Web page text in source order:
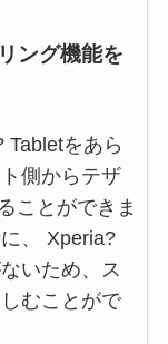
ング機能を
Tabletをあら
側からテザ
ことができま
、 Xperia?
いため、ス
むことがで